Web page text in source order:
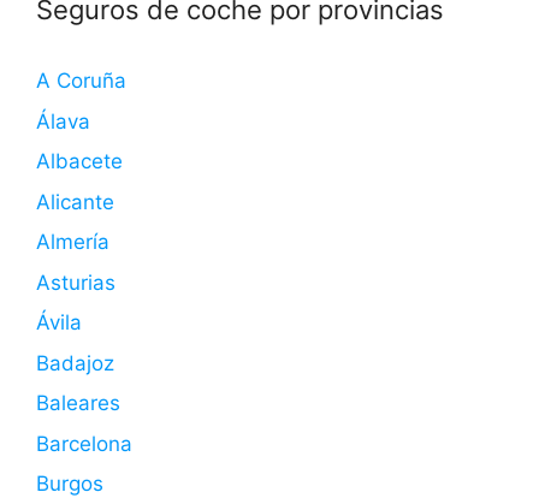
Seguros de coche por provincias
A Coruña
Álava
Albacete
Alicante
Almería
Asturias
Ávila
Badajoz
Baleares
Barcelona
Burgos